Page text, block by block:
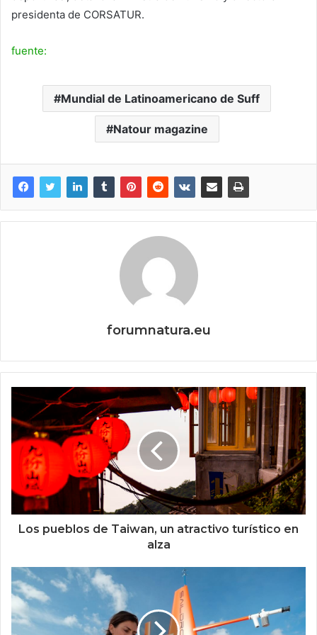
presidenta de CORSATUR.
fuente:
Mundial de Latinoamericano de Suff
Natour magazine
forumnatura.eu
Los pueblos de Taiwan, un atractivo turístico en
alza